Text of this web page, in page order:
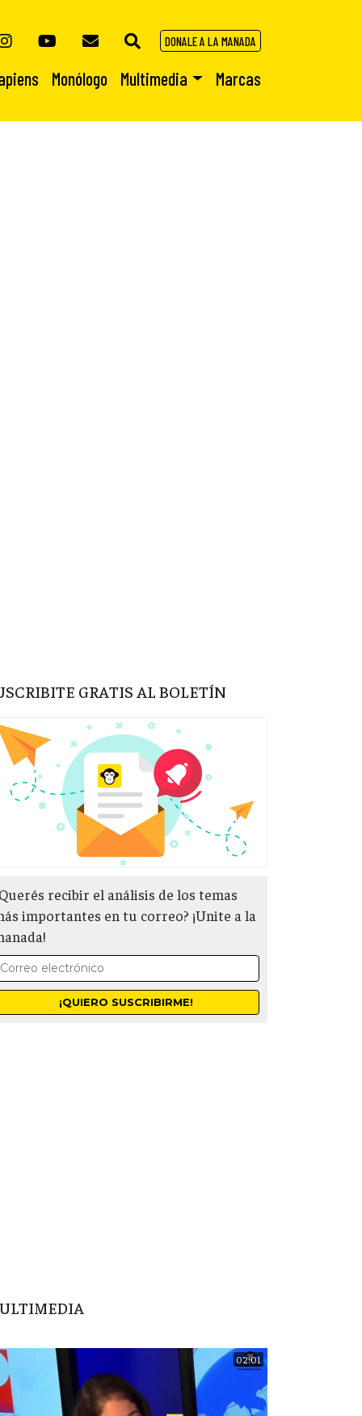
DONALE A LA MANADA
Monólogo Multimedia Marcas
GRATIS AL BOLETÍN
recibir el análisis de los temas
importantes en tu correo? ¡Unite a la
02:01